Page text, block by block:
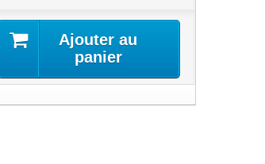
Ajouter au
panier